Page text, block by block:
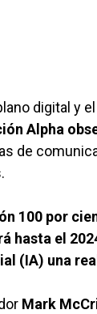
digital y
Alpha
de
100 por
hasta el
(IA) una
Mark